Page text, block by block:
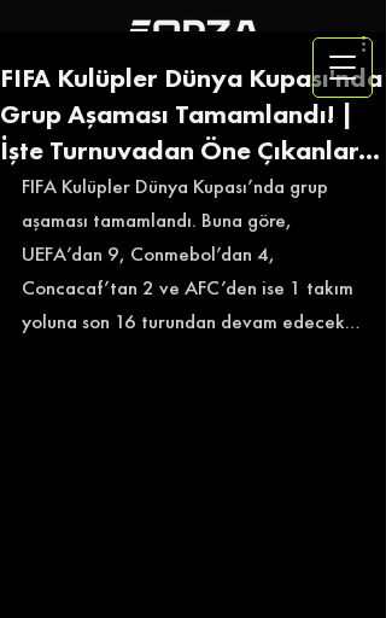
FIFA Kulüpler Dünya Kupası'nda
Grup Aşaması Tamamlandı! |
İşte Turnuvadan Öne Çıkanlar...
FIFA Kulüpler Dünya Kupası’nda grup
aşaması tamamlandı. Buna göre,
UEFA’dan 9, Conmebol’dan 4,
Concacaf’tan 2 ve AFC’den ise 1 takım
yoluna son 16 turundan devam edecek…